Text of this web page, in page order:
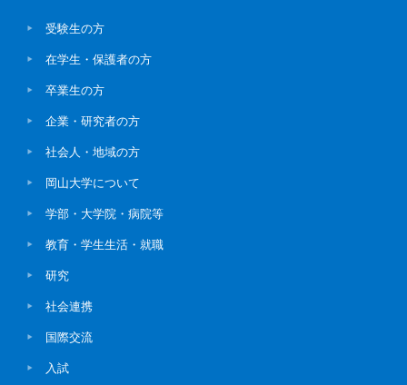
受験生の方
在学生・保護者の方
卒業生の方
企業・研究者の方
社会人・地域の方
岡山大学について
学部・大学院・病院等
教育・学生生活・就職
研究
社会連携
国際交流
入試